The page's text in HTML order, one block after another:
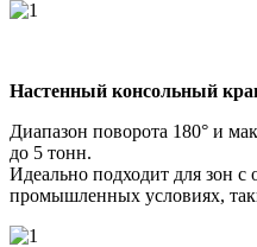
Настенный консольный
Диапазон поворота 180° и
до 5 тонн.
Идеально подходит для зон
промышленных условиях,